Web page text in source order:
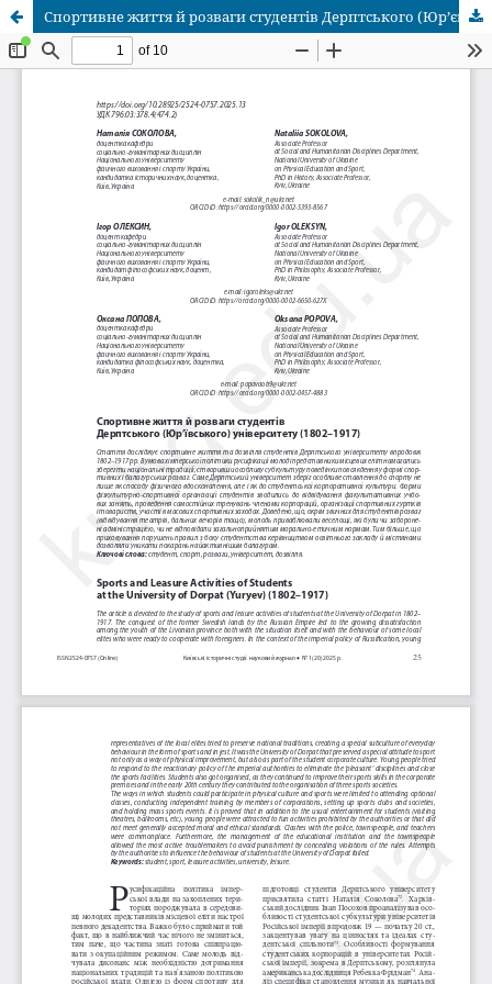
Спортивне життя й розваги студентів Дерптського (Юр’євського) університету (1802–1917)